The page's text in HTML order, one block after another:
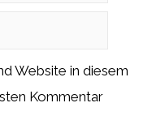
Website in diesem
Kommentar